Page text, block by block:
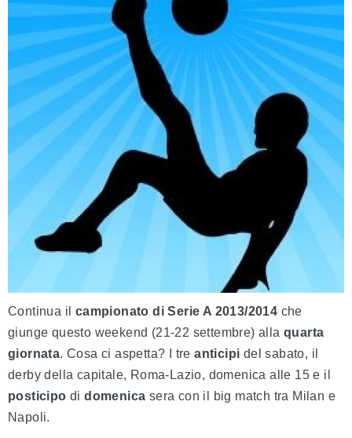
Continua il campionato di Serie A 2013/2014 che
giunge questo weekend (21-22 settembre) alla quarta
giornata. Cosa ci aspetta? I treanticipi del sabato, il
derby della capitale, Roma-Lazio, domenica alle 15 e il
posticipo didomenica sera con il big match tra Milan e
Napoli.